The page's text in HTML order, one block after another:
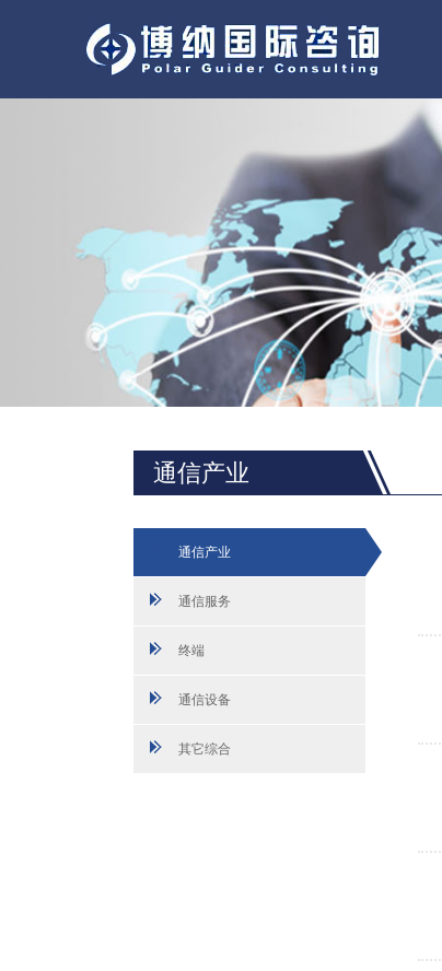
通信产业
通信产业
通信服务
终端
通信设备
其它综合